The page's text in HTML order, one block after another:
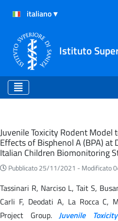
Istituto
Eventi
Juvenile Toxicity Rodent Model
Effects of Bisphenol A (BPA) at
Italian Children Biomonitoring
Pubblicato 25/11/2021 - Modificato
Tassinari R, Narciso L, Tait S,
Carli F, Deodati A, La Rocca C,
Project Group.Juvenile